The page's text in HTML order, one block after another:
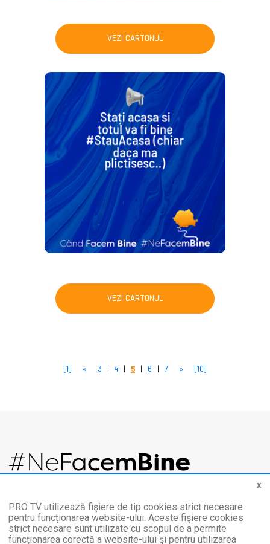
x
PRO TV utilizează fişiere de tip cookies strict necesare
pentru funcționarea website-ului. Aceste fişiere cookies
strict necesare sunt utilizate cu scopul de a permite
funcționarea corectă a website-ului şi pentru utilizarea
VEZI CARTONUL
VEZI CARTONUL
[1] « 3 | 4 | 5 | 6 | 7 » [10]
România are cu cine
Chiar dacă nu ne vedem, e important să știm că suntem împreună.